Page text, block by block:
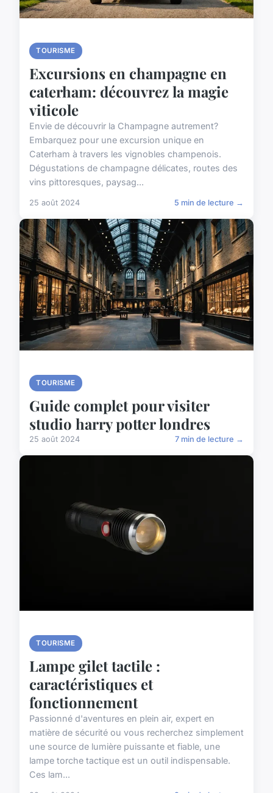
TOURISME
Excursions en champagne en
caterham: découvrez la magie
viticole
Envie de découvrir la Champagne autrement?
Embarquez pour une excursion unique en
Caterham à travers les vignobles champenois.
Dégustations de champagne délicates, routes des
vins pittoresques, paysag...
25 août 2024 5 min de lecture →
TOURISME
Guide complet pour visiter
studio harry potter londres
25 août 2024 7 min de lecture →
TOURISME
Lampe gilet tactile :
caractéristiques et
fonctionnement
Passionné d'aventures en plein air, expert en
matière de sécurité ou vous recherchez simplement
une source de lumière puissante et fiable, une
lampe torche tactique est un outil indispensable.
Ces lam...